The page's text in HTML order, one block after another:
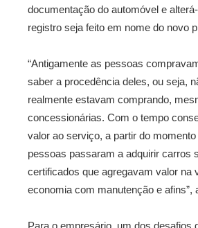
documentação do automóvel e
registro seja feito em nome do novo
“Antigamente as pessoas
saber a procedência deles, ou seja,
realmente estavam comprando,
concessionárias. Com o tempo
valor ao serviço, a partir do
pessoas passaram a adquirir carros
certificados que agregavam valor na
economia com manutenção e afins”,
Para o empresário, um dos desafios